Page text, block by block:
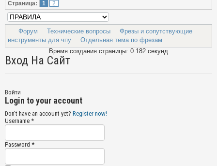
Страница: 1 2
Форум Технические вопросы
Фрезы и сопутствующие
инструменты для чпу
Отдельная тема по фрезам
Время создания страницы: 0.182 секунд
Вход На Сайт
Войти
Login to your account
Don't have an account yet? Register now!
Username *
Password *